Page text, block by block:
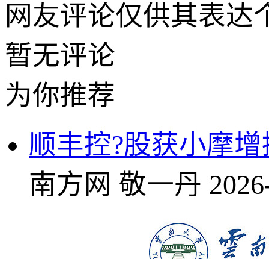
网友评论仅供其表达
暂无评论
为你推荐
顺丰控?股获小摩
南方网 敬一丹